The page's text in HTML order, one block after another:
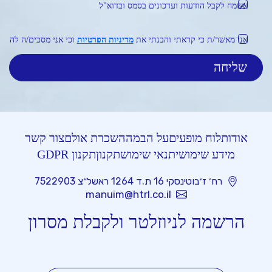
אשמח לקבל הודעות ועדכונים בסמס ובדוא"ל
אני מאשר/ת כי קראתי והבנתי אתמדיניות הפרטיות וכי אני מסכים/ה לה
אודותלוח מופעיםעל הבמההשכרת אולםצור קשר
מידע שימושיתנאי שימושתקנוןתקנון GDPR
רח׳ ז׳בוטינסקי 16 ת.ד 1264 ראשל״צ 7522903
manuim@htrl.co.il
הרשמה לניוזלטר ולקבלת מסרון